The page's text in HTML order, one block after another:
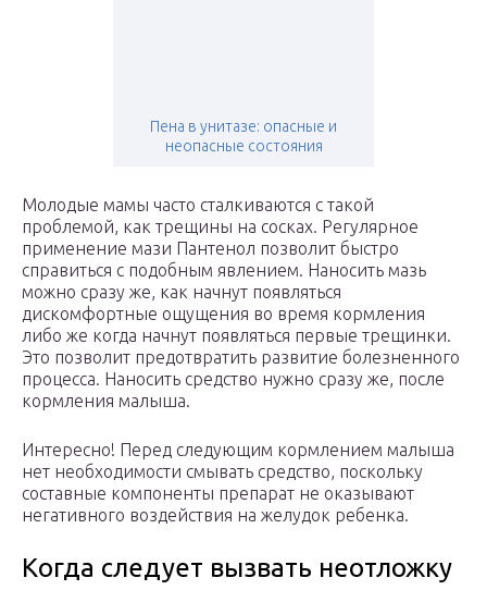
Пена в унитазе: опасные и
неопасные состояния
Молодые мамы часто сталкиваются с такой
проблемой, как трещины на сосках. Регулярное
применение мази Пантенол позволит быстро
справиться с подобным явлением. Наносить мазь
можно сразу же, как начнут появляться
дискомфортные ощущения во время кормления
либо же когда начнут появляться первые трещинки.
Это позволит предотвратить развитие болезненного
процесса. Наносить средство нужно сразу же, после
кормления малыша.
Интересно! Перед следующим кормлением малыша
нет необходимости смывать средство, поскольку
составные компоненты препарат не оказывают
негативного воздействия на желудок ребенка.
Когда следует вызвать неотложку